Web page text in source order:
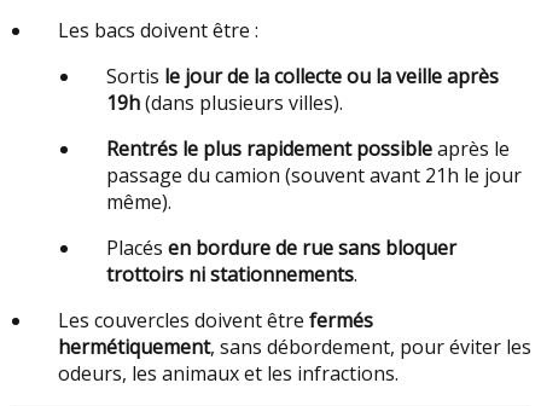
Les bacs doivent être :
Sortis le jour de la collecte ou la veille après
19h(dans plusieurs villes).
Rentrés le plus rapidement possibleaprès le
passage du camion (souvent avant 21h le jour
même).
Placés en bordure de rue sans bloquer
trottoirs ni stationnements.
Les couvercles doivent être fermés
hermétiquement, sans débordement, pour éviter les
odeurs, les animaux et les infractions.